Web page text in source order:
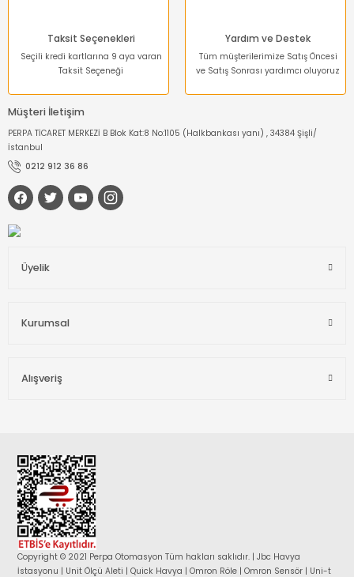
Taksit Seçenekleri
Seçili kredi kartlarına 9 aya varan
Taksit Seçeneği
Yardım ve Destek
Tüm müşterilerimize Satış Öncesi
ve Satış Sonrası yardımcı oluyoruz
Müşteri İletişim
PERPA TİCARET MERKEZİ B Blok Kat:8 No:1105 (Halkbankası yanı) , 34384 Şişli/
İstanbul
0212 912 36 86
Üyelik
Kurumsal
Alışveriş
Copyright © 2021 Perpa Otomasyon Tüm hakları saklıdır. | Jbc Havya
İstasyonu | Unit Ölçü Aleti | Quick Havya | Omron Röle | Omron Sensör | Uni-t